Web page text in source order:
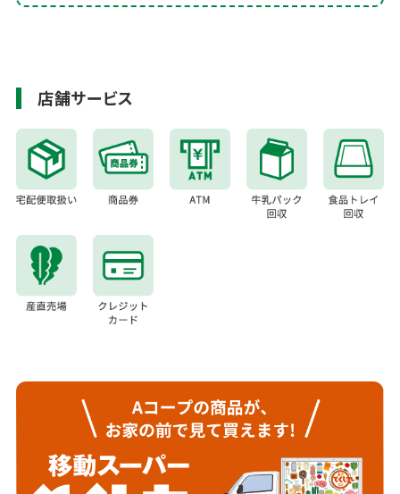
い上げ金額より5％割引いたします。詳しくは店内ポスタ
2020年10月06日 更新
Ａコープつしま店は、地元生産者による産直コーナー「さわ
やか市」をはじめ、県内産・国内産にこだわった安心・安全
な農畜産物を販売しております。
店舗サービス